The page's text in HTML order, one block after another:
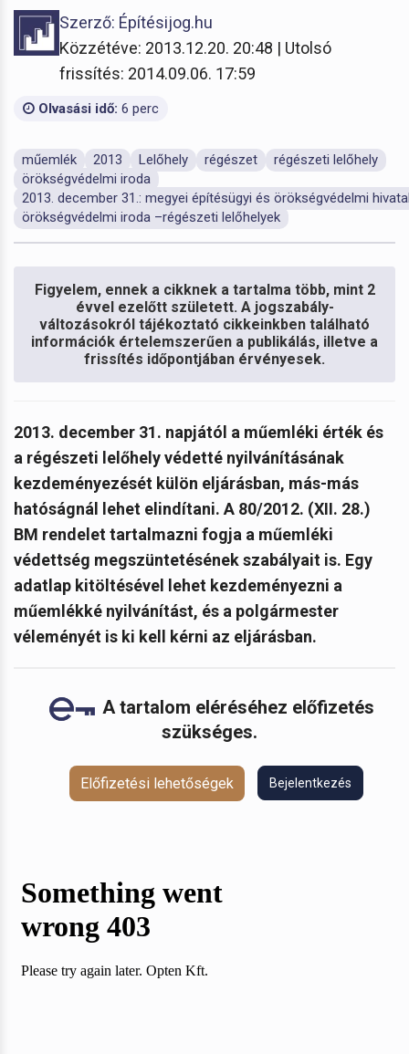
Szerző: Építésijog.hu
Közzétéve: 2013.12.20. 20:48 | Utolsó
frissítés: 2014.09.06. 17:59
Olvasási idő: 6 perc
műemlék 2013 Lelőhely régészet
régészeti lelőhely
örökségvédelmi iroda
2013. december 31.: megyei építésügyi és örökségvédelmi
örökségvédelmi iroda –régészeti lelőhelyek
Figyelem, ennek a cikknek a tartalma több, mint 2
évvel ezelőtt született. A jogszabály-
változásokról tájékoztató cikkeinkben található
információk értelemszerűen a publikálás, illetve a
frissítés időpontjában érvényesek.
2013. december 31. napjától a műemléki érték és
a régészeti lelőhely védetté nyilvánításának
kezdeményezését külön eljárásban, más-más
hatóságnál lehet elindítani. A 80/2012. (XII. 28.)
BM rendelet tartalmazni fogja a műemléki
védettség megszüntetésének szabályait is. Egy
adatlap kitöltésével lehet kezdeményezni a
műemlékké nyilvánítást, és a polgármester
véleményét is ki kell kérni az eljárásban.
A tartalom eléréséhez előfizetés
szükséges.
Előfizetési lehetőségek Bejelentkezés